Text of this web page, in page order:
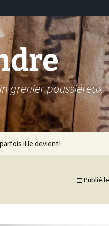
grenier poussiéreux
il le devient!
Publié le